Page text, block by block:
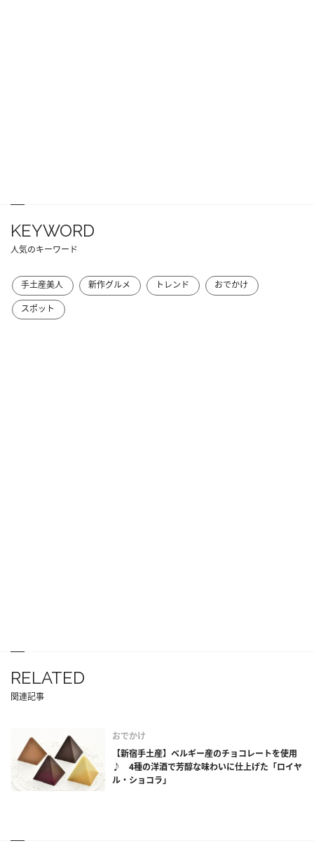
KEYWORD
人気のキーワード
手土産美人 新作グルメ トレンド
おでかけ
スポット
RELATED
関連記事
おでかけ
【新宿手土産】ベルギー産のチョコレートを使用
♪ 4種の洋酒で芳醇な味わいに仕上げた「ロイヤ
ル・ショコラ」